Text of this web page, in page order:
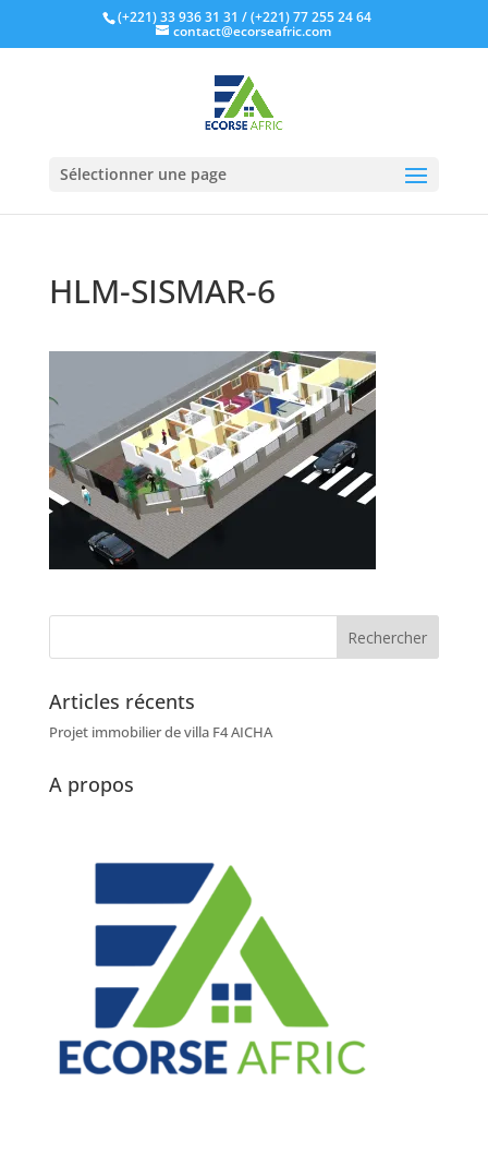
(+221) 33 936 31 31 / (+221) 77 255 24 64
contact@ecorseafric.com
Sélectionner une page
HLM-SISMAR-6
Articles récents
Projet immobilier de villa F4 AICHA
A propos